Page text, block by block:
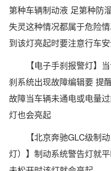
第种车辆制动液 足第种防
失灵这种情况都属于危险
到该灯亮起时要注意行车
【电子手刹报警灯】
刹系统出现故障编辑要 提
故障当车辆未通电或电量
灯也会亮起
【北京奔驰GLC级制
灯）】制动系统警告灯就